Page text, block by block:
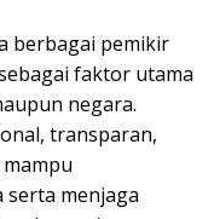
berbagai pemikir
faktor utama
negara.
transparan,
serta menjaga